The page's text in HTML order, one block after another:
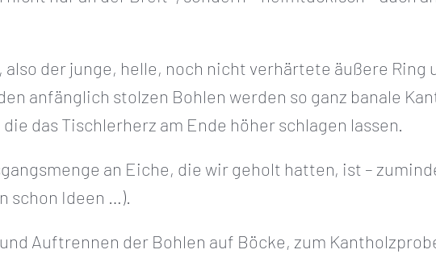
der junge, helle, noch nicht verhärtete äußere Ring
anfänglich stolzen Bohlen werden so ganz banale
das Tischlerherz am Ende höher schlagen lassen.
an Eiche, die wir geholt hatten, ist –
schon Ideen …).
Auftrennen der Bohlen auf Böcke, zum